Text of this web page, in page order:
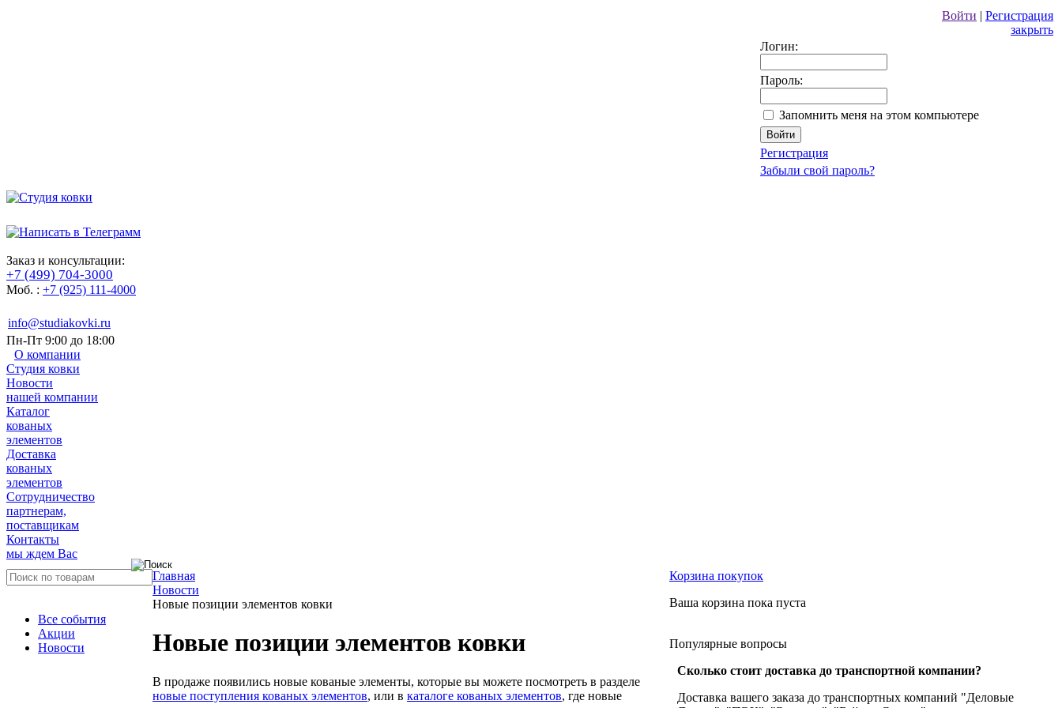
Войти | Регистрация
закрыть
Логин:
Пароль:
Запомнить меня на этом компьютере
Регистрация
Забыли свой пароль?
Заказ и консультации:
+7 (499) 704-3000
Моб. : +7 (925) 111-4000
info@studiakovki.ru
Пн-Пт 9:00 до 18:00
О компании
Студия ковки
Новости
нашей компании
Каталог
кованых
элементов
Доставка
кованых
элементов
Сотрудничество
партнерам,
поставщикам
Контакты
мы ждем Вас
Все события
Акции
Новости
Главная
Новости
Новые позиции элементов ковки
Новые позиции элементов ковки
В продаже появились новые кованые элементы, которые вы можете посмотреть в разделе
новые поступления кованых элементов, или в каталоге кованых элементов, где новые
Корзина покупок
Ваша корзина пока пуста
Популярные вопросы
Сколько стоит доставка до транспортной компании?
Доставка вашего заказа до транспортных компаний "Деловые